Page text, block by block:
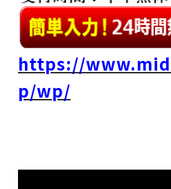
https://
p/wp/